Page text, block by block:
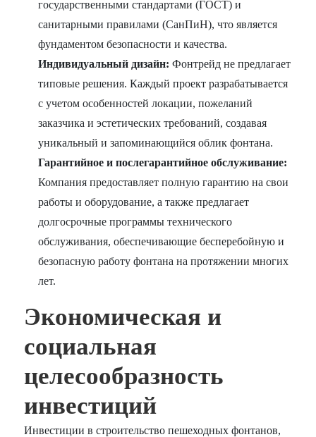
государственными стандартами (ГОСТ) и
санитарными правилами (СанПиН), что является
фундаментом безопасности и качества.
Индивидуальный дизайн: Фонтрейд не предлагает
типовые решения. Каждый проект разрабатывается
с учетом особенностей локации, пожеланий
заказчика и эстетических требований, создавая
уникальный и запоминающийся облик фонтана.
Гарантийное и послегарантийное обслуживание:
Компания предоставляет полную гарантию на свои
работы и оборудование, а также предлагает
долгосрочные программы технического
обслуживания, обеспечивающие бесперебойную и
безопасную работу фонтана на протяжении многих
лет.
Экономическая и
социальная
целесообразность
инвестиций
Инвестиции в строительство пешеходных фонтанов,